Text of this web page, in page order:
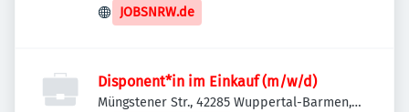
Deutschland
JOBSNRW.de
Disponent*in im Einkauf (m/w/d)
Müngstener Str., 42285 Wuppertal-Barmen,